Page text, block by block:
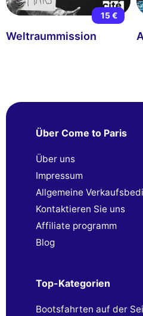
15 €
Weltraummission
Über Come to Paris
Über uns
Impressum
Allgemeine
Kontaktieren Sie uns
Affiliate programm
Blog
Top-Kategorien
Bootsfahrten auf der